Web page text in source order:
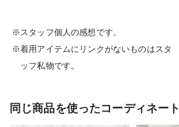
※スタッフ個人の感想です。
※着用アイテムにリンクがないものはスタ
ッフ私物です。
同じ商品を使ったコーディネート